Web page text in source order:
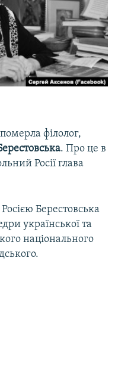
філолог,
. Про це в
Росії глава
Берестовська
української та
національного